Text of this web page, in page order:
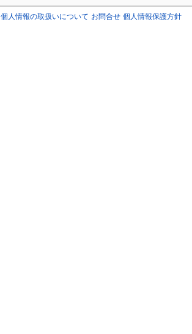
個人情報の取扱いについて お問合せ 個人情報保護方針